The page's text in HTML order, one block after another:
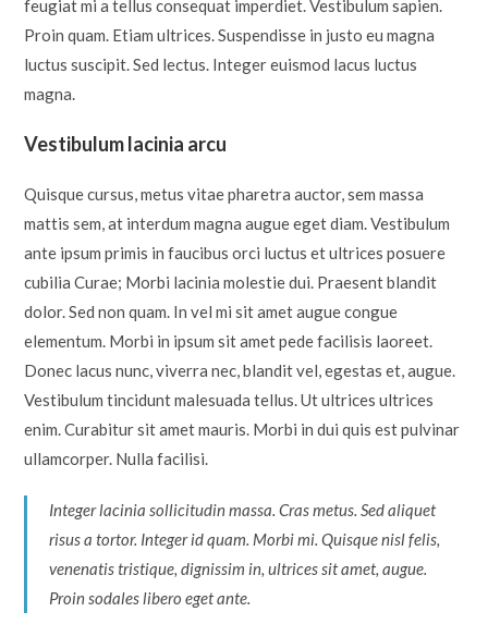
feugiat mi a tellus consequat imperdiet. Vestibulum sapien.
Proin quam. Etiam ultrices. Suspendisse in justo eu magna
luctus suscipit. Sed lectus. Integer euismod lacus luctus
magna.
Vestibulum lacinia arcu
Quisque cursus, metus vitae pharetra auctor, sem massa
mattis sem, at interdum magna augue eget diam. Vestibulum
ante ipsum primis in faucibus orci luctus et ultrices posuere
cubilia Curae; Morbi lacinia molestie dui. Praesent blandit
dolor. Sed non quam. In vel mi sit amet augue congue
elementum. Morbi in ipsum sit amet pede facilisis laoreet.
Donec lacus nunc, viverra nec, blandit vel, egestas et, augue.
Vestibulum tincidunt malesuada tellus. Ut ultrices ultrices
enim. Curabitur sit amet mauris. Morbi in dui quis est pulvinar
ullamcorper. Nulla facilisi.
Integer lacinia sollicitudin massa. Cras metus. Sed aliquet
risus a tortor. Integer id quam. Morbi mi. Quisque nisl felis,
venenatis tristique, dignissim in, ultrices sit amet, augue.
Proin sodales libero eget ante.